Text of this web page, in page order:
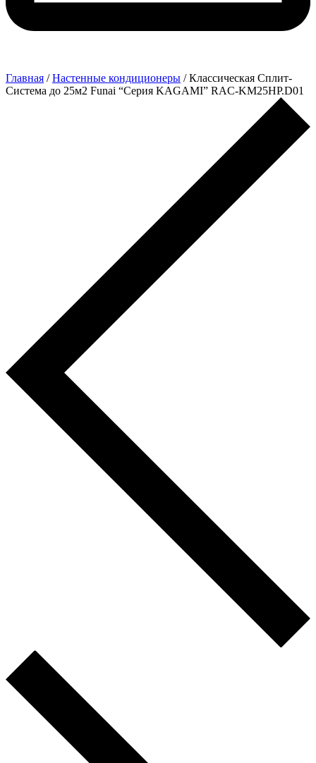
Главная /Настенные кондиционеры / Классическая Сплит-
Система до 25м2 Funai “Серия KAGAMI” RAC-KM25HP.D01